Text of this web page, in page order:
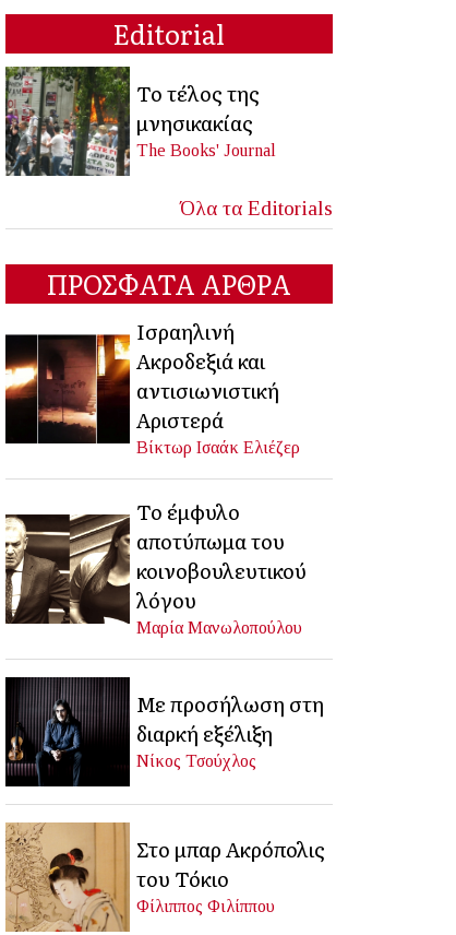
Editorial
Το τέλος της
μνησικακίας
The Books' Journal
Όλα τα Editorials
ΠΡΟΣΦΑΤΑ ΑΡΘΡΑ
Ισραηλινή
Ακροδεξιά και
αντισιωνιστική
Αριστερά
Βίκτωρ Ισαάκ Ελιέζερ
Το έμφυλο
αποτύπωμα του
κοινοβουλευτικού
λόγου
Μαρία Μανωλοπούλου
Με προσήλωση στη
διαρκή εξέλιξη
Νίκος Τσούχλος
Στο μπαρ Ακρόπολις
του Τόκιο
Φίλιππος Φιλίππου